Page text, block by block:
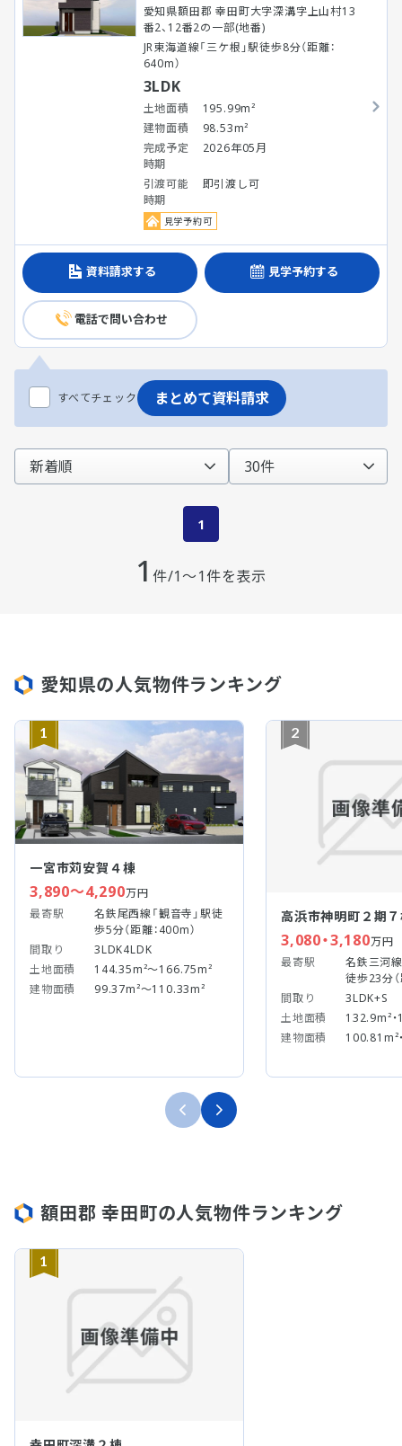
愛知県額田郡 幸田町大字深溝字上山村13
番2、12番2の一部(地番)
JR東海道線「三ケ根」駅徒歩8分（距離：
640m）
3LDK
土地面積
195.99m²
建物面積
98.53m²
完成予定
時期
2026年05月
引渡可能
時期
即引渡し可
見学予約可
資料請求する 見学予約する
電話で問い合わせ
すべてチェック まとめて資料請求
1 件/1～1件を表示
1
愛知県の人気物件ランキング
1
一宮市苅安賀４棟
3,890～4,290万円
最寄駅
名鉄尾西線「観音寺」駅徒
歩5分（距離：400m）
間取り
3LDK4LDK
土地面積
144.35m²～166.75m²
建物面積
99.37m²～110.33m²
2
高浜市神明町２期
3,080・3,180万円
最寄駅
名鉄三河
徒歩23分
間取り
3LDK+S
土地面積
132.9m²
建物面積
100.81m²
額田郡 幸田町の人気物件ランキング
1